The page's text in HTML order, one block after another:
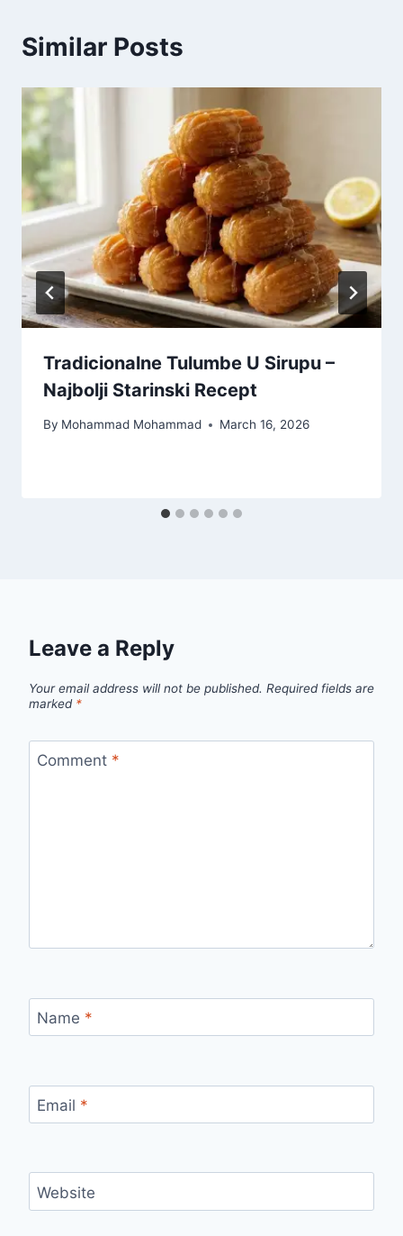
Similar Posts
Tradicionalne Tulumbe U Sirupu –
Najbolji Starinski Recept
By Mohammad Mohammad March 16, 2026
Leave a Reply
Your email address will not be published. Required fields are
marked *
Comment *
Name *
Email *
Website